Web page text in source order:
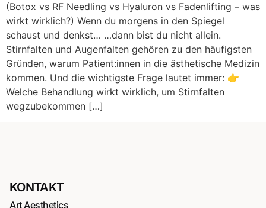
(Botox vs RF Needling vs Hyaluron vs Fadenlifting – was
wirkt wirklich?) Wenn du morgens in den Spiegel
schaust und denkst… …dann bist du nicht allein.
Stirnfalten und Augenfalten gehören zu den häufigsten
Gründen, warum Patient:innen in die ästhetische Medizin
kommen. Und die wichtigste Frage lautet immer: 👉
Welche Behandlung wirkt wirklich, um Stirnfalten
wegzubekommen […]
KONTAKT
Art Aesthetics